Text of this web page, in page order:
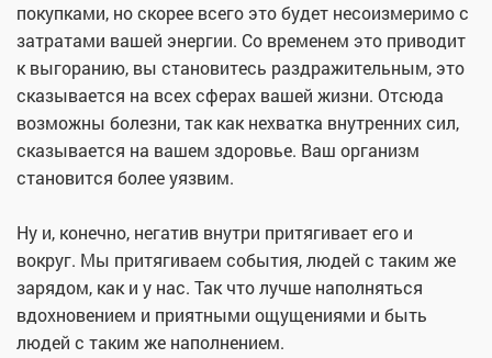
покупками, но скорее всего это будет несоизмеримо с
затратами вашей энергии. Со временем это приводит
к выгоранию, вы становитесь раздражительным, это
сказывается на всех сферах вашей жизни. Отсюда
возможны болезни, так как нехватка внутренних сил,
сказывается на вашем здоровье. Ваш организм
становится более уязвим.
Ну и, конечно, негатив внутри притягивает его и
вокруг. Мы притягиваем события, людей с таким же
зарядом, как и у нас. Так что лучше наполняться
вдохновением и приятными ощущениями и быть
людей с таким же наполнением.